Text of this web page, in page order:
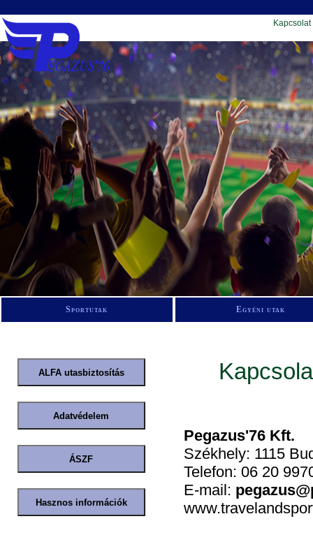
Kapcsolat
Sportutak Egyéni utak
Pegazus'76 Kft.
Székhely: 1115
Telefon: 06 20
E-mail: